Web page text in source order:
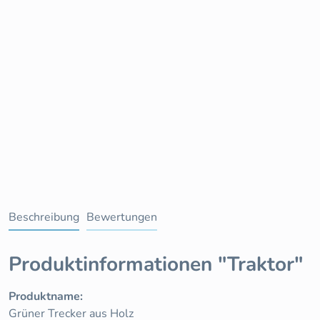
Beschreibung Bewertungen
Produktinformationen "Traktor"
Produktname:
Grüner Trecker aus Holz